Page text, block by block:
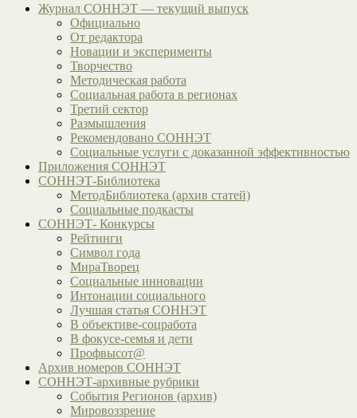
Журнал СОННЭТ — текущий выпуск
Официально
От редактора
Новации и эксперименты
Творчество
Методическая работа
Социальная работа в регионах
Третий сектор
Размышления
Рекомендовано СОННЭТ
Социальные услуги с доказанной эффективностью
Приложения СОННЭТ
СОННЭТ-Библиотека
МетодБиблиотека (архив статей)
Социальные подкасты
СОННЭТ- Конкурсы
Рейтинги
Символ года
МираТворец
Социальные инновации
Интонации социального
Лучшая статья СОННЭТ
В объективе-соцработа
В фокусе-семья и дети
Профвысот@
Архив номеров СОННЭТ
СОННЭТ-архивные рубрики
События Регионов (архив)
Мировоззрение